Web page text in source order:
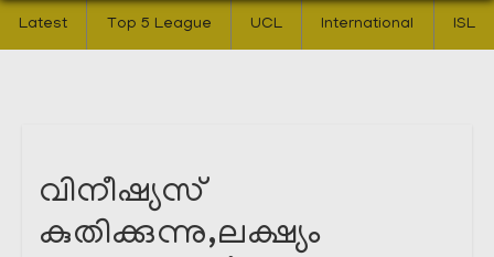
Latest Top 5 League UCL International ISL
വിനീഷ്യസ്
കുതിക്കുന്നു,ലക്ഷ്യം